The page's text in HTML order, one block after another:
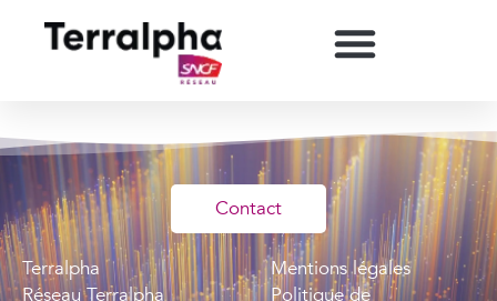
Contact
Terralpha
Réseau Terralpha
Mentions légales
Politique de